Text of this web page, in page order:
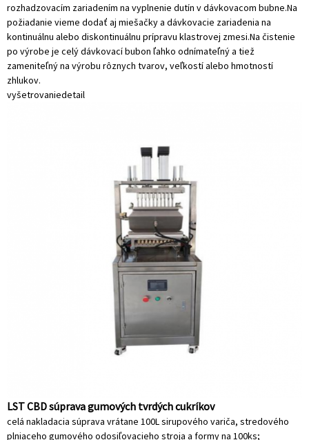
rozhadzovacím zariadením na vyplnenie dutín v dávkovacom bubne.Na
požiadanie vieme dodať aj miešačky a dávkovacie zariadenia na
kontinuálnu alebo diskontinuálnu prípravu klastrovej zmesi.Na čistenie
po výrobe je celý dávkovací bubon ľahko odnímateľný a tiež
zameniteľný na výrobu rôznych tvarov, veľkostí alebo hmotností
zhlukov.
vyšetrovaniedetail
LST CBD súprava gumových tvrdých cukríkov
celá nakladacia súprava vrátane 100L sirupového variča, stredového
plniaceho gumového odosiľovacieho stroja a formy na 100ks;